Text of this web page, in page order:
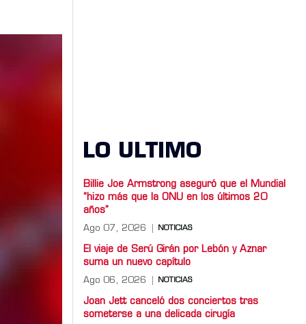
LO ULTIMO
Billie Joe Armstrong aseguró que el Mundial
“hizo más que la ONU en los últimos 20
años”
Ago 07, 2026 NOTICIAS
El viaje de Serú Girán por Lebón y Aznar
suma un nuevo capítulo
Ago 06, 2026 NOTICIAS
Joan Jett canceló dos conciertos tras
someterse a una delicada cirugía